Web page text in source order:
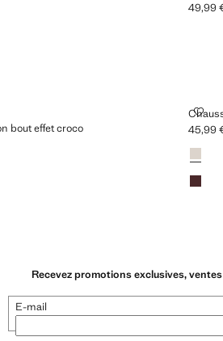
] Prix
49,99
bout effet croco
TALON BOUT EFFET CROCO
]
Prix
45,99
Couleurs
Écru
Recevez promotions exclusives,
E-mail